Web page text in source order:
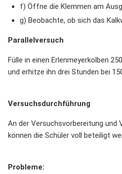
f) Öffne die Klemmen am
g) Beobachte, ob sich das
Parallelversuch
Fülle in einen Erlenmeyerkolben
und erhitze ihn drei Stunden bei
Versuchsdurchführung
An der Versuchsvorbereitung und
können die Schüler voll beteiligt
Probleme: